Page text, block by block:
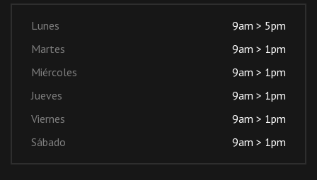
Lunes
9am > 5pm
Martes
9am > 1pm
Miércoles
9am > 1pm
Jueves
9am > 1pm
Viernes
9am > 1pm
Sábado
9am > 1pm